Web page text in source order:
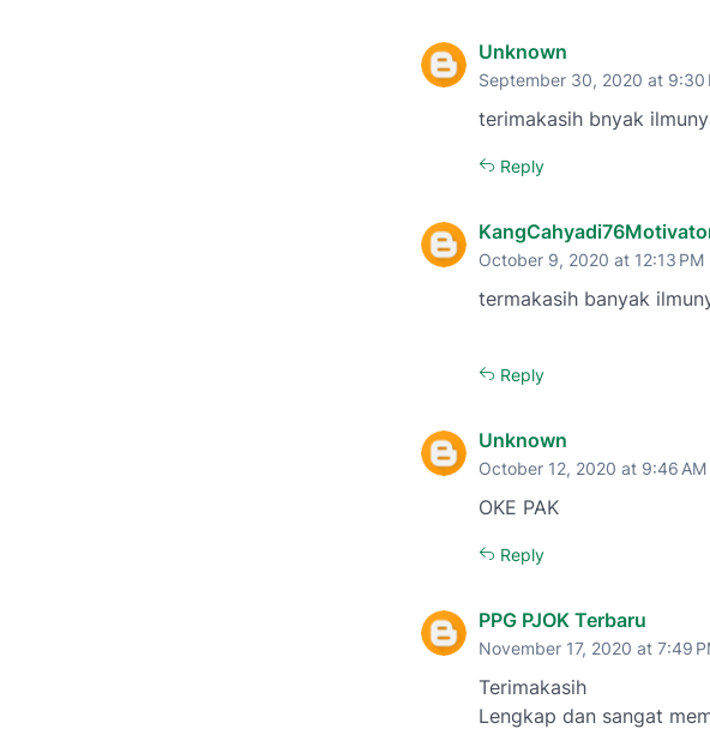
Unknown
September 30, 2020 at 9:30
terimakasih bnyak
Reply
October 9, 2020 at 12:13 PM
termakasih banyak
Reply
Unknown
October 12, 2020 at 9:46 AM
OKE PAK
Reply
PPG PJOK Terbaru
November 17, 2020 at 7:49
Terimakasih
Lengkap dan sangat